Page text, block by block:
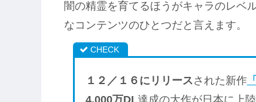
闇の精霊を育てるほうがキャラのレベ
なコンテンツのひとつだと言えます。
１２／１６にリリースされた新作
4,000万DL達成の大作が日本に上